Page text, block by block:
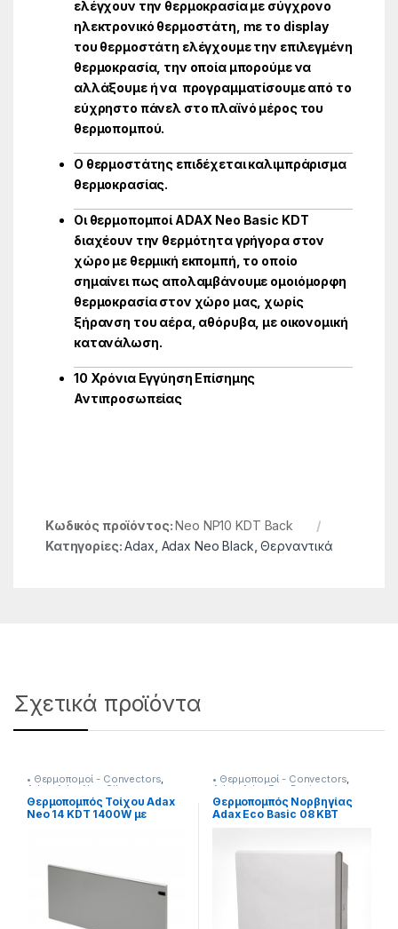
ελέγχουν την θερμοκρασία με σύγχρονο
ηλεκτρονικό θερμοστάτη, mε το display
του θερμοστάτη ελέγχουμε την επιλεγμένη
θερμοκρασία, την οποία μπορούμε να
αλλάξουμε ή να προγραμματίσουμε από το
εύχρηστο πάνελ στο πλαϊνό μέρος του
θερμοπομπού.
Ο θερμοστάτης επιδέχεται καλιμπράρισμα
θερμοκρασίας.
Οι θερμοπομποί ADAX Neo Basic KDT
διαχέουν την θερμότητα γρήγορα στον
χώρο με θερμική εκπομπή, το οποίο
σημαίνει πως απολαμβάνουμε ομοιόμορφη
θερμοκρασία στον χώρο μας, χωρίς
ξήρανση του αέρα, αθόρυβα, με οικονομική
κατανάλωση.
10 Χρόνια Εγγύηση Επίσημης
Αντιπροσωπείας
Κωδικός προϊόντος:Neo NP10 KDT Back
Κατηγορίες:Adax Adax Neo Black ,Θερναντικά
Σχετικά προϊόντα
• Θερμοπομοί - Convectors,
Adax Adax Neo Silver
Θερναντικά,Κλιματισμός &
Θέρμανση
Θερμοπομπός Τοίχου Adax
Neo 14 KDT 1400W με
• Θερμοπομοί - Convectors,
Adax Adax Eco Basic
Θερμοπομπός Νορβηγίας
Adax Eco Basic 08 KBT